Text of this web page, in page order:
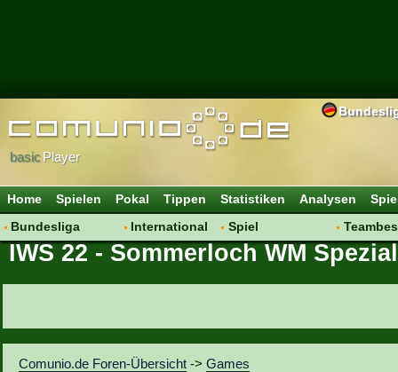
basicPlayer
Home Spielen Pokal Tippen Statistiken Analysen
Bundesliga
Hot News
Vereinsfragen
International
Vereine
Spiel
Regeln & Tipps
IWS 22 - Sommerloch WM Spezial
Comunio.de Foren-Übersicht ->Games